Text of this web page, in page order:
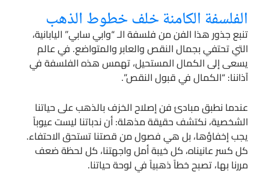
الفلسفة الكامنة خلف خطوط الذهب
تنبع جذور هذا الفن من فلسفة الـ “وابي سابي” اليابانية،
التي تحتفي بجمال النقص والعابر والمتواضع. في عالم
يسعى إلى الكمال المستحيل، تهمس هذه الفلسفة في
آذاننا: “الكمال في قبول النقص”.
عندما نطبق مبادئ فن إصلاح الخزف بالذهب على حياتنا
الشخصية، نكتشف حقيقة مذهلة: أن ندباتنا ليست عيوباً
يجب إخفاؤها، بل هي فصول من قصتنا تستحق الاحتفاء.
كل كسر عانيناه، كل خيبة أمل واجهتنا، كل لحظة ضعف
مررنا بها، تصبح خطاً ذهبياً في لوحة حياتنا.